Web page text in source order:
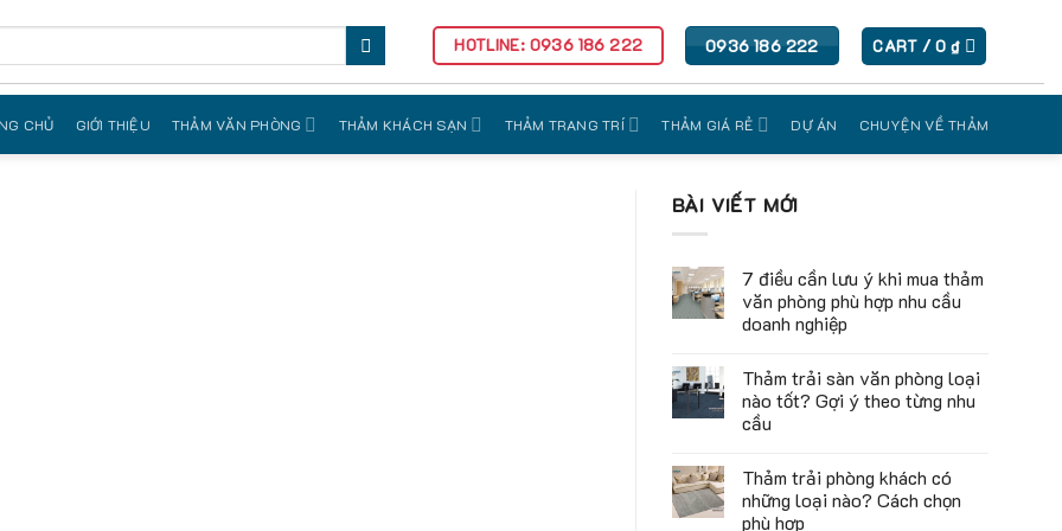
HOTLINE: 0936 186 222 0936 186 222 CART /0 ₫
CHỦ GIỚI THIỆU THẢM VĂN PHÒNG THẢM KHÁCH SẠN THẢM TRANG TRÍ THẢM GIÁ RẺ DỰ ÁN CHUYỆN VỀ THẢM
BÀI VIẾT MỚI
7 điều cần lưu ý khi mua thảm
văn phòng phù hợp nhu cầu
doanh nghiệp
Thảm trải sàn văn phòng loại
nào tốt? Gợi ý theo từng nhu
cầu
Thảm trải phòng khách có
những loại nào? Cách chọn
phù hợp